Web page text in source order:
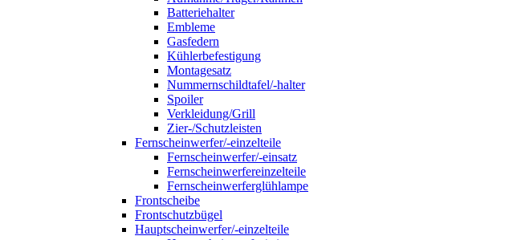
Batteriehalter
Embleme
Gasfedern
Kühlerbefestigung
Montagesatz
Nummernschildtafel/-halter
Spoiler
Verkleidung/Grill
Zier-/Schutzleisten
Fernscheinwerfer/-einzelteile
Fernscheinwerfer/-einsatz
Fernscheinwerfereinzelteile
Fernscheinwerferglühlampe
Frontscheibe
Frontschutzbügel
Hauptscheinwerfer/-einzelteile